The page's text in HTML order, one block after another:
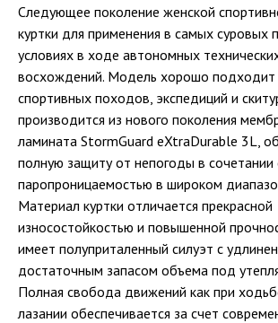
Следующее поколение женской
куртки для применения в самых суровых
условиях в ходе автономных
восхождений. Модель хорошо
спортивных походов, экспедиций и
производится из нового поколения
ламината StormGuard eXtraDurable 3L,
полную защиту от непогоды в сочетании
паропроницаемостью в широком
Материал куртки отличается прекрасной
износостойкостью и повышенной
имеет полуприталенный силуэт с
достаточным запасом объема под
Полная свобода движений как при
лазании обеспечивается за счет